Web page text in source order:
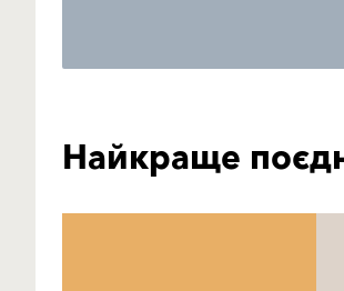
Найкраще